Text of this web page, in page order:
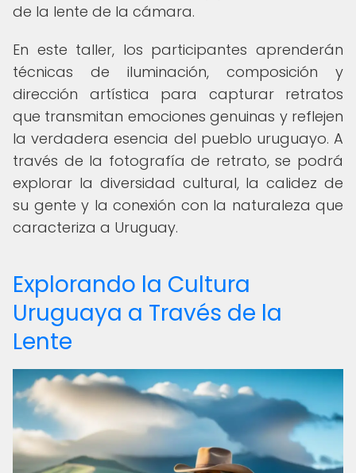
de la lente de la cámara.
En este taller, los participantes aprenderán
técnicas de iluminación, composición y
dirección artística para capturar retratos
que transmitan emociones genuinas y reflejen
la verdadera esencia del pueblo uruguayo. A
través de la fotografía de retrato, se podrá
explorar la diversidad cultural, la calidez de
su gente y la conexión con la naturaleza que
caracteriza a Uruguay.
Explorando la Cultura
Uruguaya a Través de la
Lente